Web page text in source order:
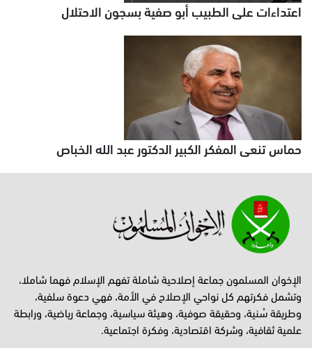
اعتداءات على الطبيب أبو صفية بسجون الاحتلال
حماس تنعى المفكر الكبير الدكتور عبد الله الخباص
الإخوان المسلمون جماعة إصلاحية شاملة تفهم الإسلام فهما شاملا،
وتشمل فكرتهم كل نواحي الإصلاح في الأمة، فهي دعوة سلفية،
وطريقة سُنية، وحقيقة صوفية، وهيئة سياسية، وجماعة رياضية، ورابطة
علمية ثقافية، وشركة اقتصادية، وفكرة اجتماعية.